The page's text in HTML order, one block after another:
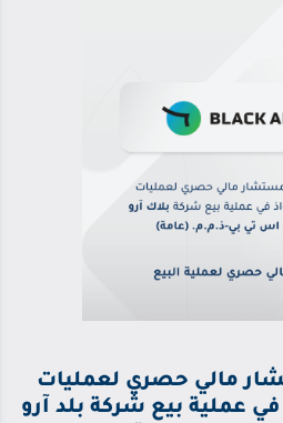
مالي حصري لعمليات
في عملية بيع شركة بلد آرو